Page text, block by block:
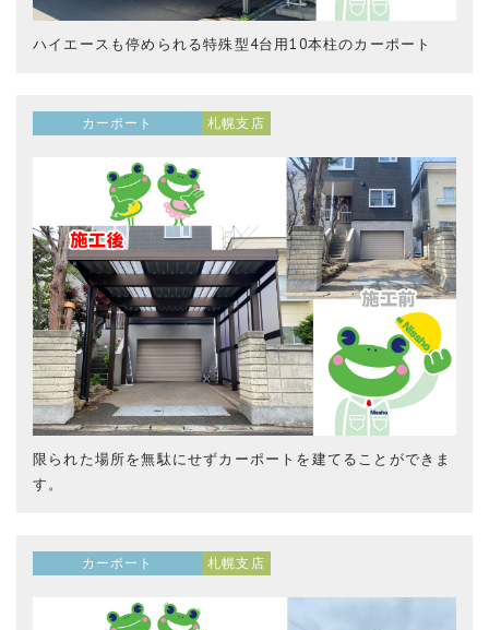
ハイエースも停められる特殊型4台用10本柱のカーポート
カーポート 札幌支店
限られた場所を無駄にせずカーポートを建てることができま
す。
カーポート 札幌支店